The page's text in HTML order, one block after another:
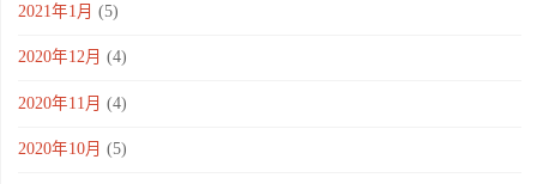
2021年1月 (5)
2020年12月 (4)
2020年11月 (4)
2020年10月 (5)